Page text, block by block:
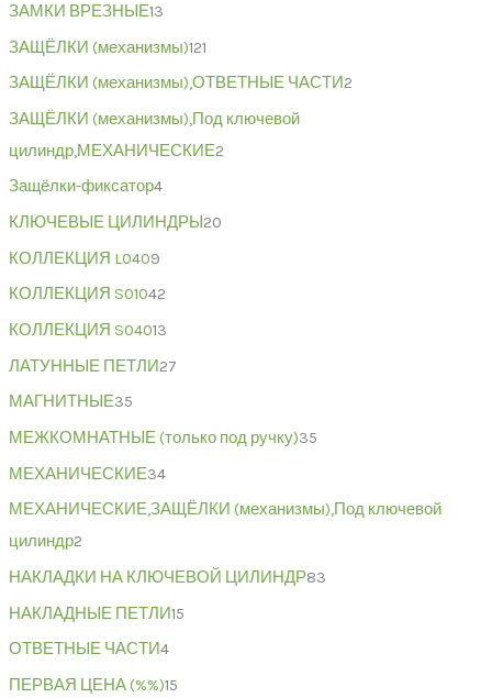
ЗАМКИ ВРЕЗНЫЕ13
ЗАЩЁЛКИ (механизмы)121
ЗАЩЁЛКИ (механизмы),ОТВЕТНЫЕ ЧАСТИ2
ЗАЩЁЛКИ (механизмы),Под ключевой
цилиндр,МЕХАНИЧЕСКИЕ2
Защёлки-фиксатор4
КЛЮЧЕВЫЕ ЦИЛИНДРЫ 20
КОЛЛЕКЦИЯ L0409
КОЛЛЕКЦИЯ S01042
КОЛЛЕКЦИЯ S04013
ЛАТУННЫЕ ПЕТЛИ27
МАГНИТНЫЕ35
МЕЖКОМНАТНЫЕ (только под ручку)35
МЕХАНИЧЕСКИЕ34
МЕХАНИЧЕСКИЕ,ЗАЩЁЛКИ (механизмы),Под ключевой
цилиндр2
НАКЛАДКИ НА КЛЮЧЕВОЙ ЦИЛИНДР83
НАКЛАДНЫЕ ПЕТЛИ15
ОТВЕТНЫЕ ЧАСТИ4
ПЕРВАЯ ЦЕНА (%%)15